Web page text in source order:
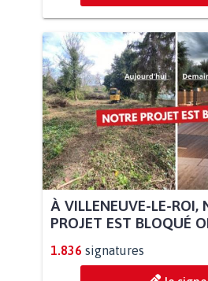
À VILLENEUVE-LE-ROI,
PROJET EST BLOQUÉ
1.836 signatures